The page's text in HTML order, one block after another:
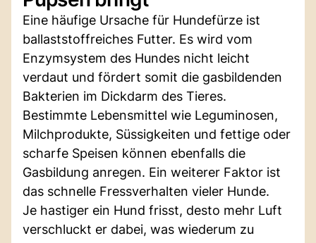
Eine häufige Ursache für Hundefürze ist
ballaststoffreiches Futter. Es wird vom
Enzymsystem des Hundes nicht leicht
verdaut und fördert somit die gasbildenden
Bakterien im Dickdarm des Tieres.
Bestimmte Lebensmittel wie Leguminosen,
Milchprodukte, Süssigkeiten und fettige oder
scharfe Speisen können ebenfalls die
Gasbildung anregen. Ein weiterer Faktor ist
das schnelle Fressverhalten vieler Hunde.
Je hastiger ein Hund frisst, desto mehr Luft
verschluckt er dabei, was wiederum zu